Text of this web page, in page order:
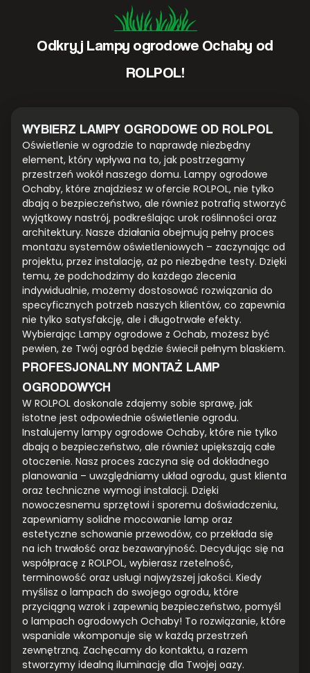
Odkryj Lampy ogrodowe Ochaby od
ROLPOL!
WYBIERZ LAMPY OGRODOWE OD ROLPOL
Oświetlenie w ogrodzie to naprawdę niezbędny
element, który wpływa na to, jak postrzegamy
przestrzeń wokół naszego domu. Lampy ogrodowe
Ochaby, które znajdziesz w ofercie ROLPOL, nie tylko
dbają o bezpieczeństwo, ale również potrafią stworzyć
wyjątkowy nastrój, podkreślając urok roślinności oraz
architektury. Nasze działania obejmują pełny proces
montażu systemów oświetleniowych – zaczynając od
projektu, przez instalację, aż po niezbędne testy. Dzięki
temu, że podchodzimy do każdego zlecenia
indywidualnie, możemy dostosować rozwiązania do
specyficznych potrzeb naszych klientów, co zapewnia
nie tylko satysfakcję, ale i długotrwałe efekty.
Wybierając Lampy ogrodowe z Ochab, możesz być
pewien, że Twój ogród będzie świecił pełnym blaskiem.
PROFESJONALNY MONTAŻ LAMP
OGRODOWYCH
W ROLPOL doskonale zdajemy sobie sprawę, jak
istotne jest odpowiednie oświetlenie ogrodu.
Instalujemy lampy ogrodowe Ochaby, które nie tylko
dbają o bezpieczeństwo, ale również upiększają całe
otoczenie. Nasz proces zaczyna się od dokładnego
planowania – uwzględniamy układ ogrodu, gust klienta
oraz techniczne wymogi instalacji. Dzięki
nowoczesnemu sprzętowi i sporemu doświadczeniu,
zapewniamy solidne mocowanie lamp oraz
estetyczne schowanie przewodów, co przekłada się
na ich trwałość oraz bezawaryjność. Decydując się na
współpracę z ROLPOL, wybierasz rzetelność,
terminowość oraz usługi najwyższej jakości. Kiedy
myślisz o lampach do swojego ogrodu, które
przyciągną wzrok i zapewnią bezpieczeństwo, pomyśl
o lampach ogrodowych Ochaby! To rozwiązanie, które
wspaniale wkomponuje się w każdą przestrzeń
zewnętrzną. Zachęcamy do kontaktu, a razem
stworzymy idealną iluminację dla Twojej oazy.